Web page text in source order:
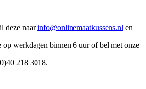
deze naarinfo@onlinemaatkussens.nl en
op werkdagen binnen 6 uur of bel met onze
218 3018.